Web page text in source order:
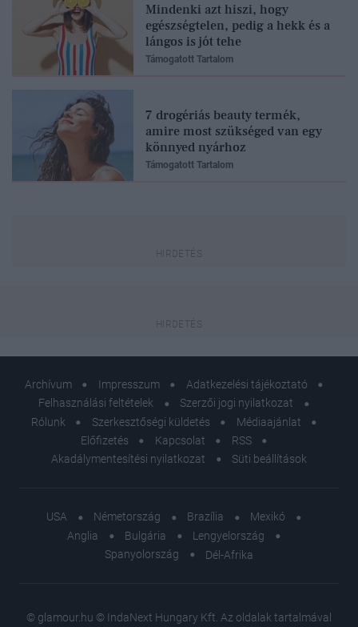
Mindenki azt hiszi, hogy
egészségtelen, pedig a hekk és a
lángos is jót tehe
Támogatott Tartalom
7 drogériás beauty termék,
amire most szükséged van egy
könnyed nyárhoz
Támogatott Tartalom
Archívum Impresszum
Adatkezelési tájékoztató
Felhasználási feltételek
Szerzői jogi nyilatkozat
Rólunk
Szerkesztőségi küldetés
Médiaajánlat
Előfizetés
Kapcsolat
RSS
Akadálymentesítési nyilatkozat
Süti beállítások
USA Németország Brazília
Mexikó
Anglia
Bulgária
Lengyelország
Spanyolország
Dél-Afrika
© glamour.hu © IndaNext Hungary Kft. Az oldalak tartalmával